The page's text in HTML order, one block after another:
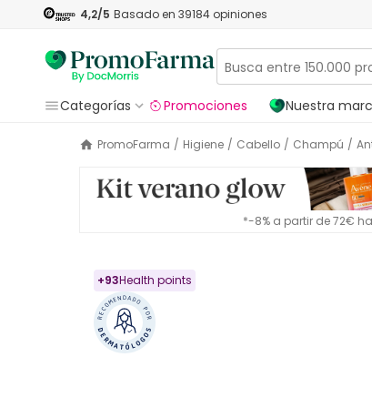
4,2/5 Basado en 39184 opiniones
Categorías Promociones Nuestra
PromoFarma / Higiene / Cabello / Champú /
*-8% a partir de 72€
+93Health points